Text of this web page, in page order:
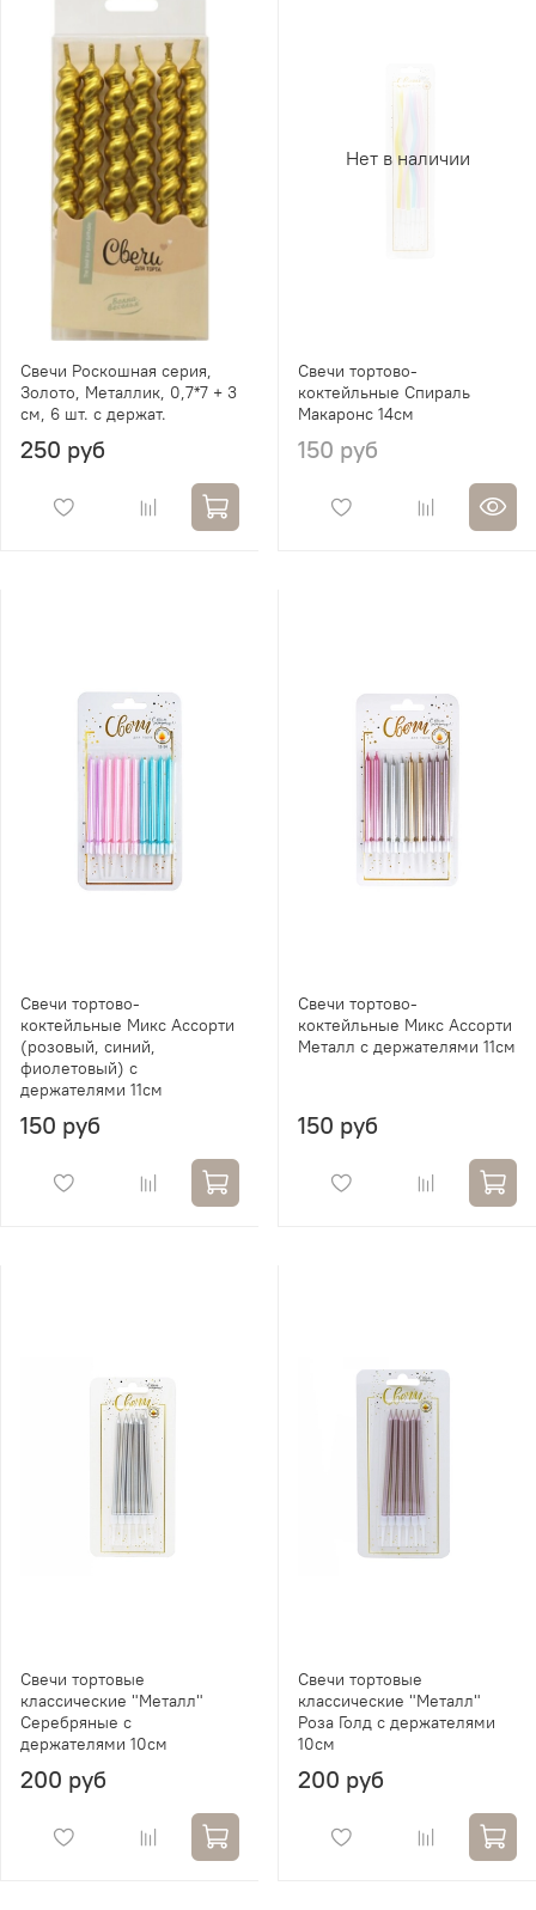
Свечи Роскошная серия,
Золото, Металлик, 0,7*7 + 3
см, 6 шт. с держат.
250 руб
Нет в наличии
Свечи тортово-
коктейльные Спираль
Макаронс 14см
150 руб
Свечи тортово-
коктейльные Микс Ассорти
(розовый, синий,
фиолетовый) с
держателями 11см
150 руб
Свечи тортово-
коктейльные Микс Ассорти
Металл с держателями 11см
150 руб
Свечи тортовые
классические "Металл"
Серебряные с
держателями 10см
200 руб
Свечи тортовые
классические "Металл"
Роза Голд с держателями
10см
200 руб